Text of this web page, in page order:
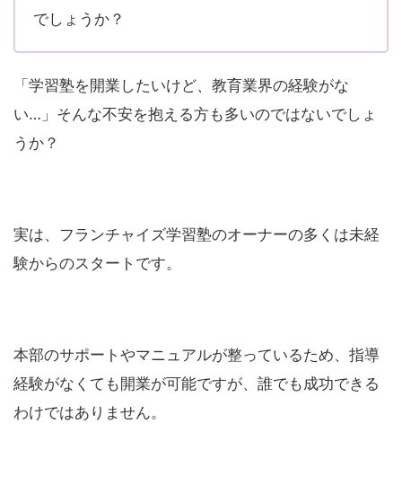
でしょうか？
「学習塾を開業したいけど、教育業界の経験がな
い…」そんな不安を抱える方も多いのではないでしょ
うか？
実は、フランチャイズ学習塾のオーナーの多くは未経
験からのスタートです。
本部のサポートやマニュアルが整っているため、指導
経験がなくても開業が可能ですが、誰でも成功できる
わけではありません。